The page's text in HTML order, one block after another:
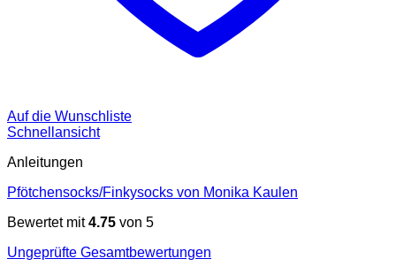
Auf die Wunschliste
Schnellansicht
Anleitungen
Pfötchensocks/Finkysocks von Monika Kaulen
Bewertet mit4.75 von 5
Ungeprüfte Gesamtbewertungen